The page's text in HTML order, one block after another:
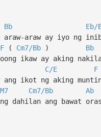
Bb
Eb/
araw-araw ay iyo ng
F( Cm7/Bb) Bb
ikaw ay aking
C/E F
ang ikot ng aking
Cm7/Bb
Ab
dahilan ang bawat